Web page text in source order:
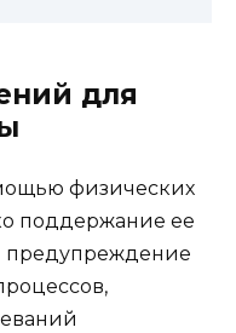
для
физических
поддержание ее
предупреждение